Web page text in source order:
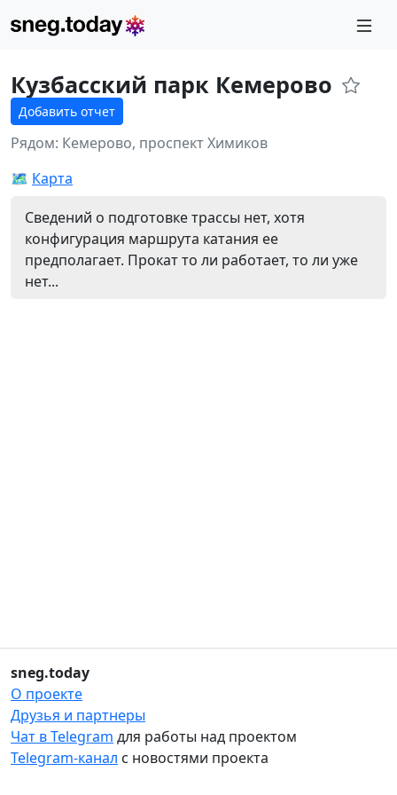
Кузбасский парк Кемерово
Добавить отчет
Рядом: Кемерово, проспект Химиков
🗺️ Карта
Сведений о подготовке трассы нет, хотя
конфигурация маршрута катания ее
предполагает. Прокат то ли работает, то ли уже
нет...
sneg.today
О проекте
Друзья и партнеры
Чат в Telegram для работы над проектом
Telegram-канал с новостями проекта